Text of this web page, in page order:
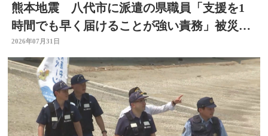
熊本地震 八代市に派遣の県職員「支援を1
時間でも早く届けることが強い責務」被災地
の状況語る 大分
2026年07月31日